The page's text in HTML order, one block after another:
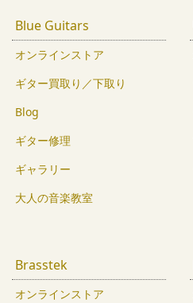
Blue Guitars
オンラインストア
ギター買取り／下取り
Blog
ギター修理
ギャラリー
大人の音楽教室
Brasstek
オンラインストア